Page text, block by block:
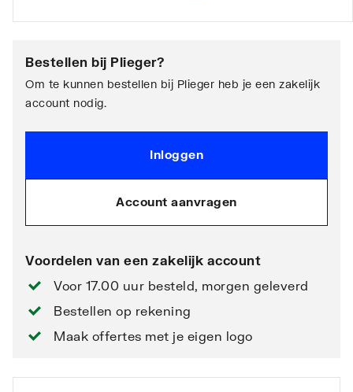
Bestellen bij Plieger?
Om te kunnen bestellen bij Plieger heb je een zakelijk
account nodig.
Inloggen
Account aanvragen
Voordelen van een zakelijk account
Voor 17.00 uur besteld, morgen geleverd
Bestellen op rekening
Maak offertes met je eigen logo